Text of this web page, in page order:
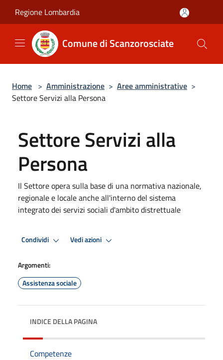
Regione Lombardia
Comune di Scanzorosciate
Home > Amministrazione > Aree amministrative >
Settore Servizi alla Persona
Settore Servizi alla
Persona
Il Settore opera sulla base di una normativa nazionale,
regionale e locale anche all'interno del sistema
integrato dei servizi sociali d'ambito distrettuale
Condividi Vedi azioni
Argomenti:
Assistenza sociale
INDICE DELLA PAGINA
Competenze